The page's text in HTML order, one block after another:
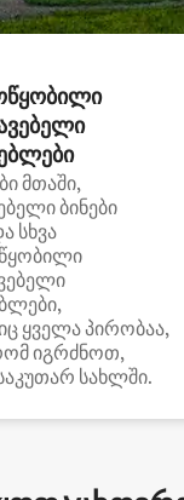
მთაში,
ბინები
სხვა
ყველა პირობაა,
იგრძნოთ,
სახლში.